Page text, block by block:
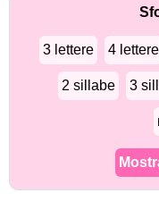
3 lettere 4 lettere
2 sillabe 3